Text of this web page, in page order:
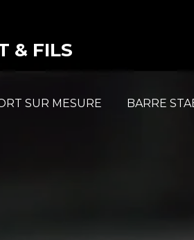
& FILS
SUR MESURE BARRE